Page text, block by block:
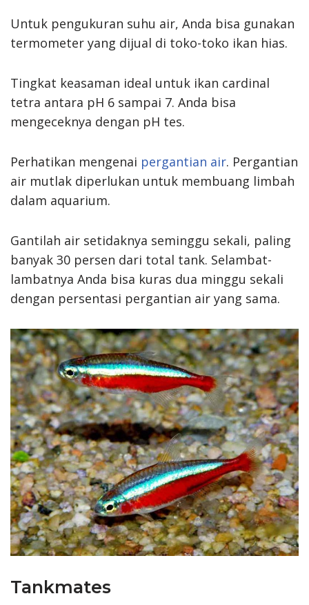
Untuk pengukuran suhu air, Anda bisa gunakan
termometer yang dijual di toko-toko ikan hias.
Tingkat keasaman ideal untuk ikan cardinal
tetra antara pH 6 sampai 7. Anda bisa
mengeceknya dengan pH tes.
Perhatikan mengenai pergantian air. Pergantian
air mutlak diperlukan untuk membuang limbah
dalam aquarium.
Gantilah air setidaknya seminggu sekali, paling
banyak 30 persen dari total tank. Selambat-
lambatnya Anda bisa kuras dua minggu sekali
dengan persentasi pergantian air yang sama.
Tankmates